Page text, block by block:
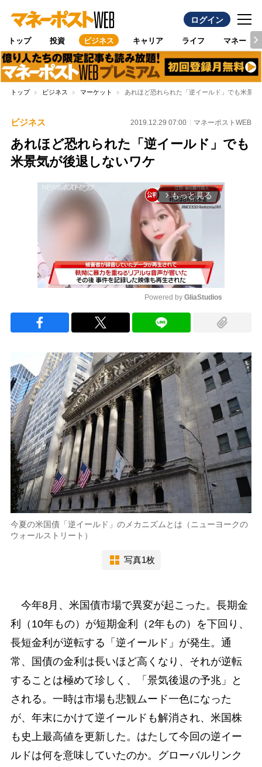
ログイン
トップ 投資 ビジネス キャリア ライフ マネー
トップ ビジネス マーケット あれほど恐れられた「逆イールド」でも米景気
ビジネス 2019.12.29 07:00 マネーポストWEB
あれほど恐れられた「逆イールド」でも
米景気が後退しないワケ
arrow_forward_ios もっと見る
Powered by GliaStudios
今夏の米国債「逆イールド」のメカニズムとは（ニューヨークの
ウォールストリート）
写真1枚
今年8月、米国債市場で異変が起こった。長期金
利（10年もの）が短期金利（2年もの）を下回り、
長短金利が逆転する「逆イールド」が発生。通
常、国債の金利は長いほど高くなり、それが逆転
することは極めて珍しく、「景気後退の予兆」と
される。一時は市場も悲観ムード一色になった
が、年末にかけて逆イールドも解消され、米国株
も史上最高値を更新した。はたして今回の逆イー
ルドは何を意味していたのか。グローバルリンク